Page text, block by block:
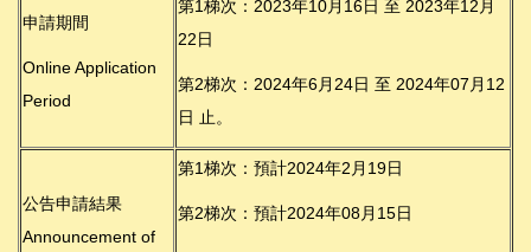
申請期間
Online Application
Period
第1梯次：2023年10月16日 至 2023年12月
22日
第2梯次：2024年6月24日 至 2024年07月12
日 止。
公告申請結果
Announcement of
第1梯次：預計2024年2月19日
第2梯次：預計2024年08月15日